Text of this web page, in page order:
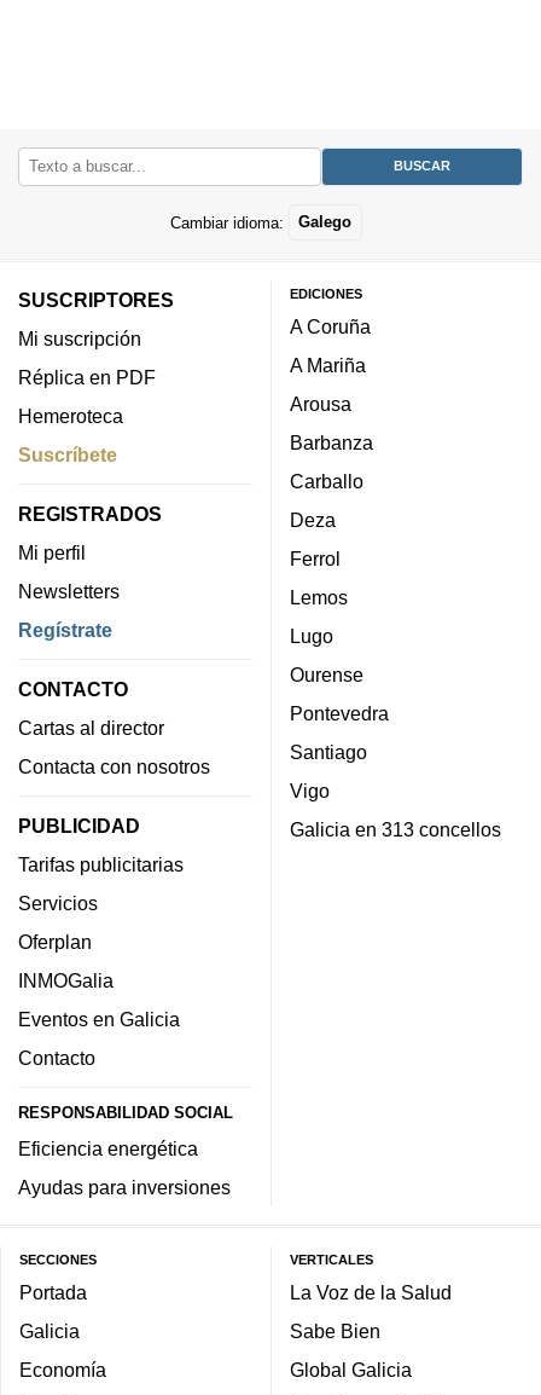
Cambiar idioma: Galego
SUSCRIPTORES
Mi suscripción
Réplica en PDF
Hemeroteca
Suscríbete
REGISTRADOS
Mi perfil
Newsletters
Regístrate
CONTACTO
Cartas al director
Contacta con nosotros
PUBLICIDAD
Tarifas publicitarias
Servicios
Oferplan
INMOGalia
Eventos en Galicia
Contacto
RESPONSABILIDAD SOCIAL
Eficiencia energética
Ayudas para inversiones
EDICIONES
A Coruña
A Mariña
Arousa
Barbanza
Carballo
Deza
Ferrol
Lemos
Lugo
Ourense
Pontevedra
Santiago
Vigo
Galicia en 313 concellos
SECCIONES
Portada
Galicia
Economía
VERTICALES
La Voz de la Salud
Sabe Bien
Global Galicia